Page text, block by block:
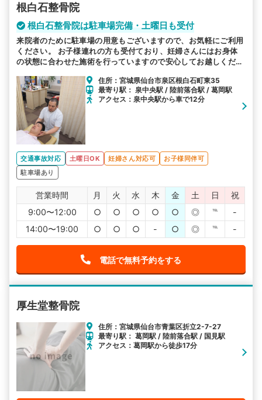
根白石整骨院
根白石整骨院は駐車場完備・土曜日も受付
来院者のために駐車場の用意もございますので、お気軽にご利用
ください。 お子様連れの方も受付ており、妊婦さんにはお身体
の状態に合わせた施術を行っていますので安心してお越しくださ
える環境を整えています。住所：宮城県仙台市泉区根白石町東35
最寄り駅： 泉中央駅 / 陸前落合駅 / 葛岡駅
アクセス：泉中央駅から車で12分
交通事故対応 土曜日OK 妊婦さん対応可
お子様同伴可
駐車場あり
営業時間 月 火 水 木 金 土 日
祝
9:00〜12:00
○ ○ ○ ○ ○ ◎ ℡
-
14:00〜19:00
○ ○ ○ - ○ ◎ ℡ -
電話で無料予約をする
厚生堂整骨院
住所：宮城県仙台市青葉区折立2-7-27
最寄り駅： 葛岡駅 / 陸前落合駅 / 国見駅
アクセス：葛岡駅から徒歩17分